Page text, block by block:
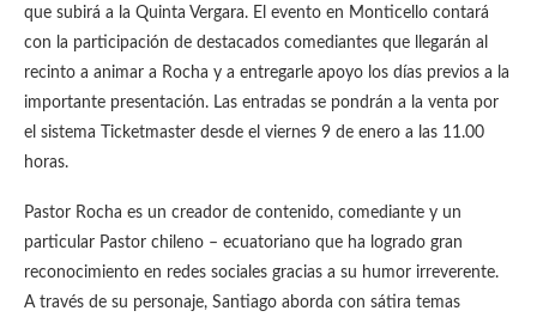
que subirá a la Quinta Vergara. El evento en Monticello contará
con la participación de destacados comediantes que llegarán al
recinto a animar a Rocha y a entregarle apoyo los días previos a la
importante presentación. Las entradas se pondrán a la venta por
el sistema Ticketmaster desde el viernes 9 de enero a las 11.00
horas.
Pastor Rocha es un creador de contenido, comediante y un
particular Pastor chileno – ecuatoriano que ha logrado gran
reconocimiento en redes sociales gracias a su humor irreverente.
A través de su personaje, Santiago aborda con sátira temas